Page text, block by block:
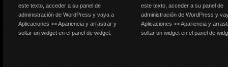
este texto, acceder a su panel de
administración de WordPress y vaya a
Aplicaciones >> Apariencia y arrastrar y
soltar un widget en el panel de widget.
este texto, acceder a su panel de
administración de WordPress y
Aplicaciones >> Apariencia y
soltar un widget en el panel de